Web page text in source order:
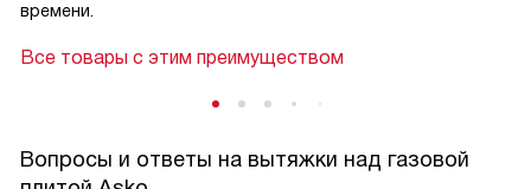
времени.
Все товары с этим преимуществом
Вопросы и ответы на вытяжки над газовой